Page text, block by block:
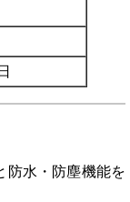
防水・防塵機能を